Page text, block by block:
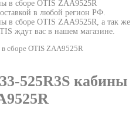
в сборе OTIS ZAA9525R
в любой регион РФ.
в сборе OTIS ZAA9525R, а так же
ждут вас в нашем магазине.
сборе OTIS ZAA9525R
525R3S кабины